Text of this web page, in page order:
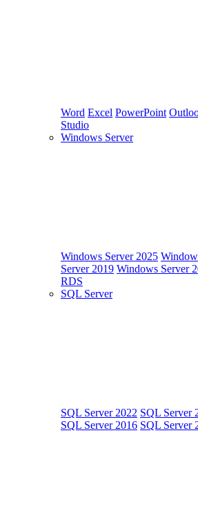
Word Excel PowerPoint
Studio
Windows Server
Windows Server 2025
Server 2019 Windows Server
RDS
SQL Server
SQL Server 2022 SQL Server
SQL Server 2016 SQL Server